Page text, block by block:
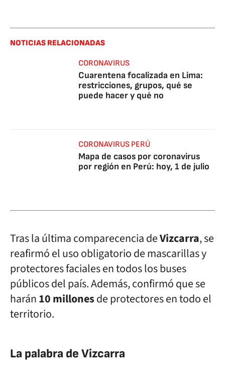
NOTICIAS RELACIONADAS
CORONAVIRUS
Cuarentena focalizada en Lima:
restricciones, grupos, qué se
puede hacer y qué no
CORONAVIRUS PERÚ
Mapa de casos por coronavirus
por región en Perú: hoy, 1 de julio
Tras la última comparecencia deVizcarra, se
reafirmó el uso obligatorio de mascarillas y
protectores faciales en todos los buses
públicos del país. Además, confirmó que se
harán10 millonesde protectores en todo el
territorio.
La palabra de Vizcarra